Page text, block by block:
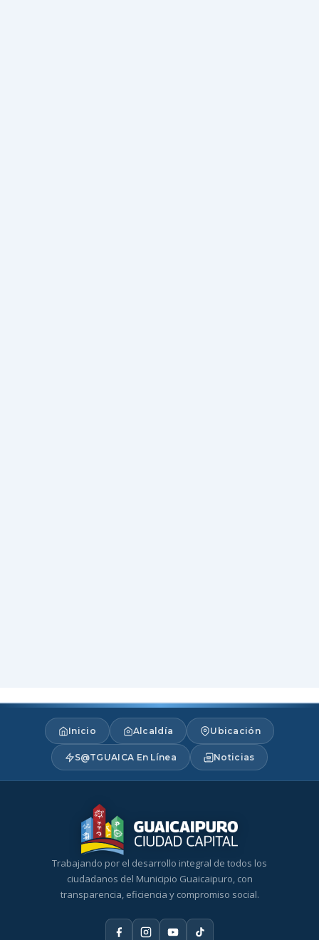
Inicio Alcaldía Ubicación
S@TGUAICA En Línea Noticias
Trabajando por el desarrollo integral de todos los
ciudadanos del Municipio Guaicaipuro, con
transparencia, eficiencia y compromiso social.